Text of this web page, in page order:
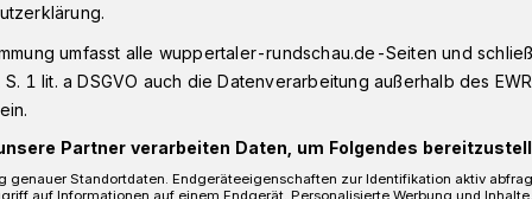
in Wuppertal in Fahrtrichtung
(2. August 2021), gegen 13.20 Uhr,
sich eine 49-Jährige schwer verletzte.
umfasst alle wuppertaler-rundschau.de-Seiten und
1 lit. a DSGVO auch die Datenverarbeitung außerhalb des
Partner verarbeiten Daten, um Folgendes
genauer Standortdaten. Endgeräteeigenschaften zur Identifikation aktiv
auf Informationen auf einem Endgerät. Personalisierte Werbung und